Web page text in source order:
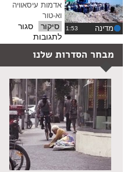
מדינה
אדמות עיסאוויה
וא-טור
סיקור
סגור
לתגובותעל
מתפללים
אדמות
עיסאוויה
וא-טור
מבחר הסדרות שלנו